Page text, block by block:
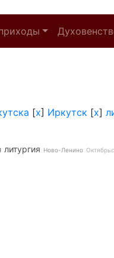
[x] Иркутск [x]
литургия Ново-Ленино